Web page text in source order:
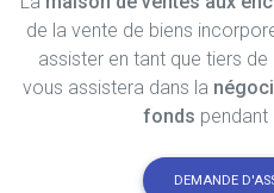
de la vente de biens
assister en tant que tiers
vous assistera dans la
fonds pendant
DEMANDE